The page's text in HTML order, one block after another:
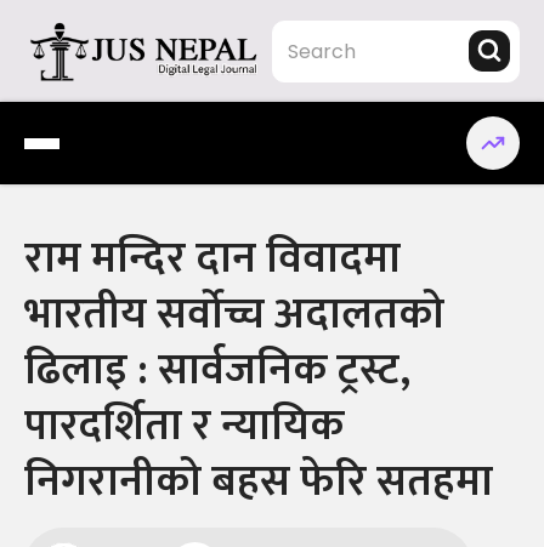
content
Jus Nepal | www.jusnepal.com
Digital Legal Journal
राम मन्दिर दान विवादमा
भारतीय सर्वोच्च अदालतको
ढिलाइ : सार्वजनिक ट्रस्ट,
पारदर्शिता र न्यायिक
निगरानीको बहस फेरि सतहमा